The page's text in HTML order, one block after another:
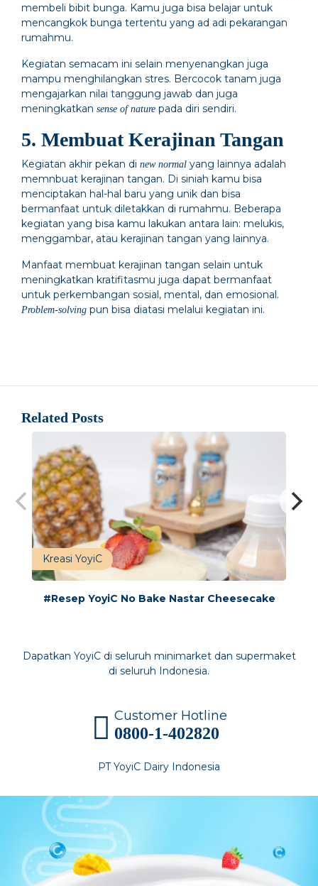
membeli bibit bunga. Kamu juga bisa belajar untuk
mencangkok bunga tertentu yang ad adi pekarangan
rumahmu.
Kegiatan semacam ini selain menyenangkan juga
mampu menghilangkan stres. Bercocok tanam juga
mengajarkan nilai tanggung jawab dan juga
meningkatkan sense of nature pada diri sendiri.
5. Membuat Kerajinan Tangan
Kegiatan akhir pekan di new normal yang lainnya adalah
memnbuat kerajinan tangan. Di siniah kamu bisa
menciptakan hal-hal baru yang unik dan bisa
bermanfaat untuk diletakkan di rumahmu. Beberapa
kegiatan yang bisa kamu lakukan antara lain: melukis,
menggambar, atau kerajinan tangan yang lainnya.
Manfaat membuat kerajinan tangan selain untuk
meningkatkan kratifitasmu juga dapat bermanfaat
untuk perkembangan sosial, mental, dan emosional.
Problem-solving pun bisa diatasi melalui kegiatan ini.
Related Posts
Kreasi YoyiC
#Resep YoyiC No Bake Nastar Cheesecake
Dapatkan YoyiC di seluruh minimarket dan supermaket
di seluruh Indonesia.
Customer Hotline
0800-1-402820
PT YoyiC Dairy Indonesia